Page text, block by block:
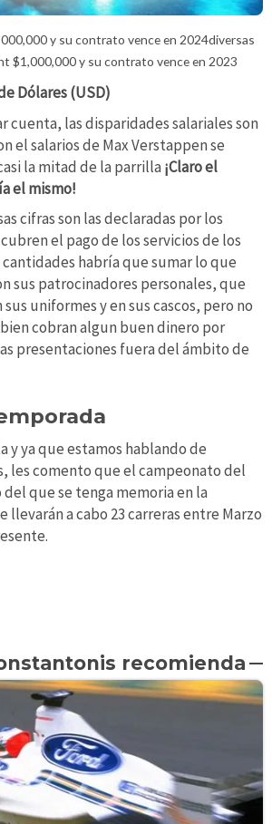
y su contrato vence en 2024diversas
$1,000,000 y su contrato vence en 2023
Dólares (USD)
cuenta, las disparidades salariales son
el salarios de Max Verstappen se
la mitad de la parrilla ¡Claro el
el mismo!
cifras son las declaradas por los
el pago de los servicios de los
habría que sumar lo que
sus patrocinadores personales, que
uniformes y en sus cascos, pero no
cobran algun buen dinero por
presentaciones fuera del ámbito de
y ya que estamos hablando de
les comento que el campeonato del
del que se tenga memoria en la
llevarán a cabo 23 carreras entre Marzo
recomienda